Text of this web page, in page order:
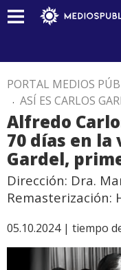
PORTAL MEDIOS
. ASÍ ES CARLOS
Alfredo
70 días en la
Gardel,
Dirección: Dra.
Remasterización:
05.10.2024 | tiempo